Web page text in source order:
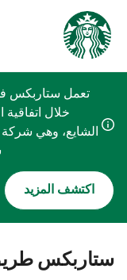
خلال
الشايع، وهي
اكتشف المزيد
ستاربكس